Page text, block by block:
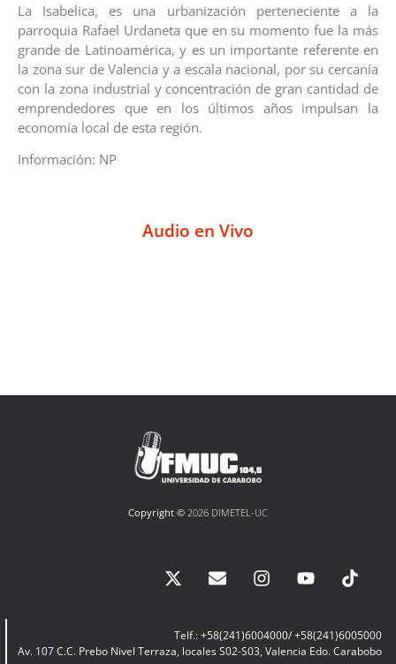
La Isabelica, es una urbanización perteneciente a la
parroquia Rafael Urdaneta que en su momento fue la más
grande de Latinoamérica, y es un importante referente en
la zona sur de Valencia y a escala nacional, por su cercanía
con la zona industrial y concentración de gran cantidad de
emprendedores que en los últimos años impulsan la
economía local de esta región.
Información: NP
Audio en Vivo
Copyright © 2026 DIMETEL-UC
Telf.: +58(241)6004000/ +58(241)6005000
Av. 107 C.C. Prebo Nivel Terraza, locales S02-S03, Valencia Edo. Carabobo